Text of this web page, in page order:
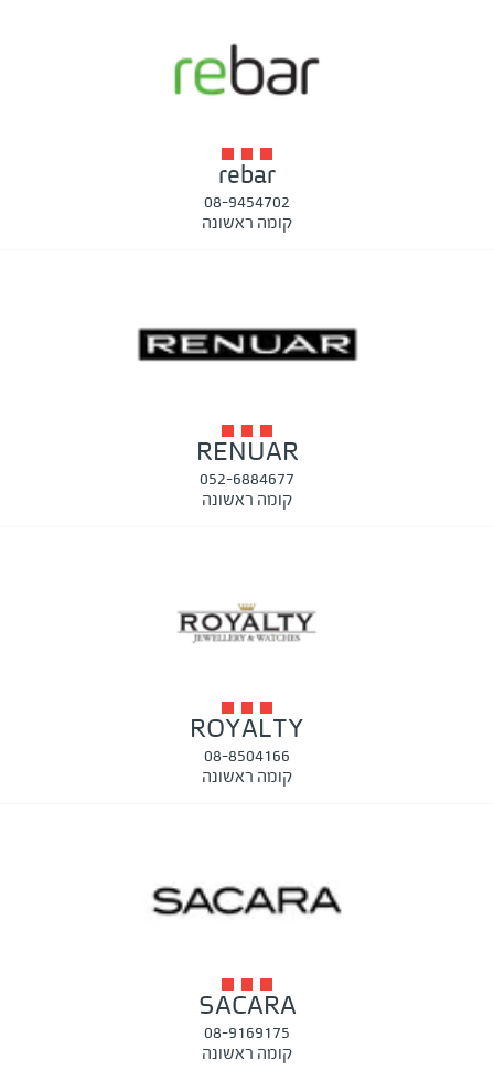
rebar
08-9454702
קומה ראשונה
RENUAR
052-6884677
קומה ראשונה
ROYALTY
08-8504166
קומה ראשונה
SACARA
08-9169175
קומה ראשונה